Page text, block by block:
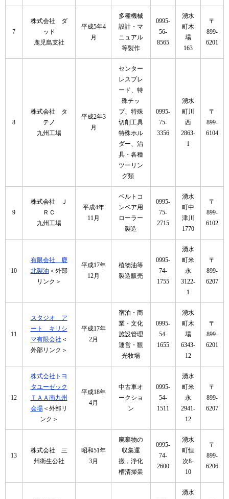
7
株式会社 ダ
ッド
鹿児島支社
平成5年4
月
多種機械
設計・マ
ニュアル
等製作
0995-
56-
8565
湧水
町木
場
163
〒
899-
6201
8
株式会社 タ
テノ
九州工場
平成2年3
月
センター
レスブレ
ード、特
殊チッ
プ、特殊
切削工具
特殊ホル
ダー、治
具・各種
ツーリン
グ類
0995-
75-
3356
湧水
町川
西
2863-
1
〒
899-
6104
9
株式会社 Ｊ
ＲＣ
九州工場
平成4年
11月
ベルトコ
ンベア用
ローラー
製造
0995-
75-
2715
湧水
町中
津川
1770
〒
899-
6102
10
有限会社 鹿
北製油 ＜外部
リンク＞
平成17年
12月
植物油等
製造販売
0995-
74-
1755
湧水
町米
永
3122-
1
〒
899-
6207
11
スタジオ ア
ート キリシ
マ有限会社 ＜
外部リンク＞
平成17年
2月
宿泊・商
業・文化
施設管理
運営・観
光牧場
0995-
54-
1655
湧水
町木
場
6343-
12
〒
899-
6201
12
株式会社トヨ
タユーゼック
ＴＡＡ南九州
会場＜外部リ
ンク＞
平成18年
4月
中古車オ
ークショ
ン
0995-
54-
1511
湧水
町米
永
2941-
12
〒
899-
6207
13
株式会社 三
州衛生公社
昭和51年
3月
廃棄物の
収集運
搬，浄化
槽清掃業
0995-
74-
2600
湧水
町恒
次8-
10
〒
899-
6206
湧水